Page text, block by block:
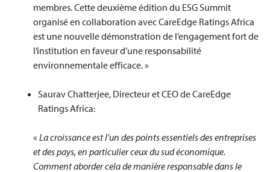
membres. Cette deuxième édition du ESG Summit
organisé en collaboration avec CareEdge Ratings Africa
est une nouvelle démonstration de l’engagement fort de
l’institution en faveur d’une responsabilité
environnementale efficace. »
Saurav Chatterjee, Directeur et CEO de CareEdge
Ratings Africa:
« La croissance est l’un des points essentiels des entreprises
et des pays, en particulier ceux du sud économique.
Comment aborder cela de manière responsable dans le